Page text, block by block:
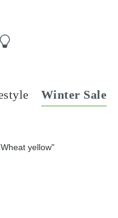
Winter Sale